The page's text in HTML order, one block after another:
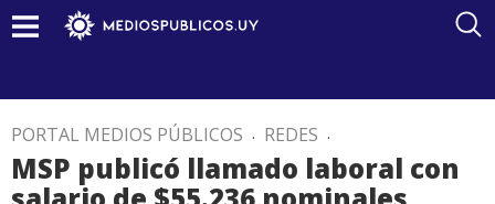
PORTAL MEDIOS PÚBLICOS . REDES .
MSP publicó llamado laboral con